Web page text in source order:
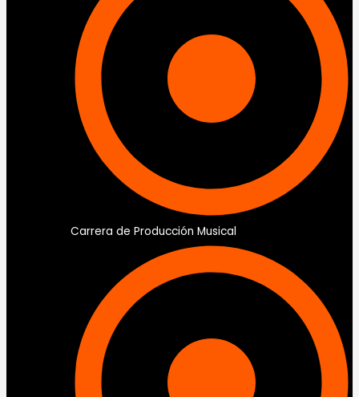
Carrera de Producción Musical